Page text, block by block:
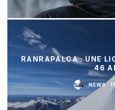
RANRAPALCA : UNE
46
NEWS ·